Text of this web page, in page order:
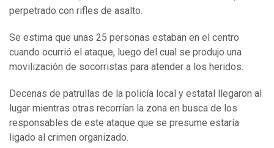
perpetrado con rifles de asalto.
Se estima que unas 25 personas estaban en el centro
cuando ocurrió el ataque, luego del cual se produjo una
movilización de socorristas para atender a los heridos.
Decenas de patrullas de la policía local y estatal llegaron al
lugar mientras otras recorrían la zona en busca de los
responsables de este ataque que se presume estaría
ligado al crimen organizado.